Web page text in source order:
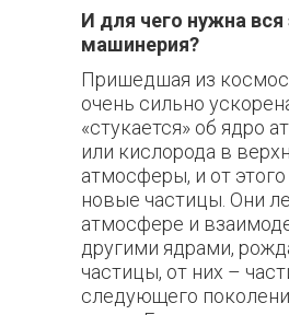
И для чего нужна вся
машинерия?
Пришедшая из
очень сильно
«стукается» об ядро
или кислорода в
атмосферы, и от
новые частицы. Они
атмосфере и
другими ядрами,
частицы, от них –
следующего